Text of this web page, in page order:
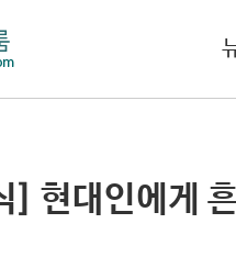
] 현대인에게